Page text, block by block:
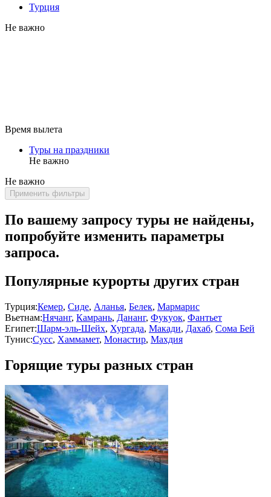
Турция
Не важно
Время вылета
Туры на праздники
Не важно
Не важно
Применить фильтры
По вашему запросу туры не найдены,
попробуйте изменить параметры
запроса.
Популярные курорты других стран
Турция:Кемер, Сиде, Аланья, Белек, Мармарис
Вьетнам:Нячанг, Камрань, Дананг, Фукуок, Фантьет
Египет:Шарм-эль-Шейх, Хургада, Макади, Дахаб, Сома Бей
Тунис:Сусс, Хаммамет, Монастир, Махдия
Горящие туры разных стран